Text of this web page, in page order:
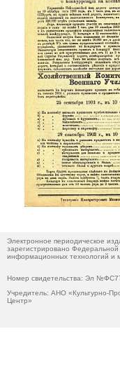
Электронное периодическое
зарегистрировано
информационных технологий и
Номер свидетельства: Эл
Учредитель: АНО «Культурно-
Центр»